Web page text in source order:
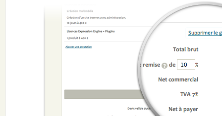
Ce champs sert à bloquer les robots qui postent des